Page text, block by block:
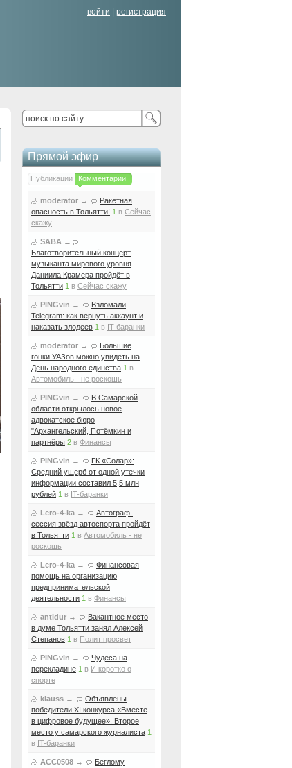
войти регистрация
Прямой эфир
Публикации Комментарии
moderator →
Ракетная
опасность в Тольятти! 1 в Сейчас
скажу
SABA →
Благотворительный концерт
музыканта мирового уровня
Даниила Крамера пройдёт в
Тольятти 1 в Сейчас скажу
PINGvin →
Взломали
Telegram: как вернуть аккаунт и
наказать злодеев 1 в IT-баранки
moderator →
Большие
гонки УАЗов можно увидеть на
День народного единства 1 в
Автомобиль - не роскошь
PINGvin →
В Самарской
области открылось новое
адвокатское бюро
"Архангельский, Потёмкин и
партнёры 2 в Финансы
PINGvin →
ГК «Солар»:
Средний ущерб от одной утечки
информации составил 5,5 млн
рублей 1 в IT-баранки
Lero-4-ka →
Автограф-
сессия звёзд автоспорта пройдёт
в Тольятти 1 в Автомобиль - не
роскошь
Lero-4-ka →
Финансовая
помощь на организацию
предпринимательской
деятельности 1 в Финансы
antidur →
Вакантное место
в думе Тольятти занял Алексей
Степанов 1 в Полит просвет
PINGvin →
Чудеса на
перекладине 1 в И коротко о
спорте
klauss →
Объявлены
победители XI конкурса «Вместе
в цифровое будущее». Второе
место у самарского журналиста 1
в IT-баранки
ACC0508 →
Беглому